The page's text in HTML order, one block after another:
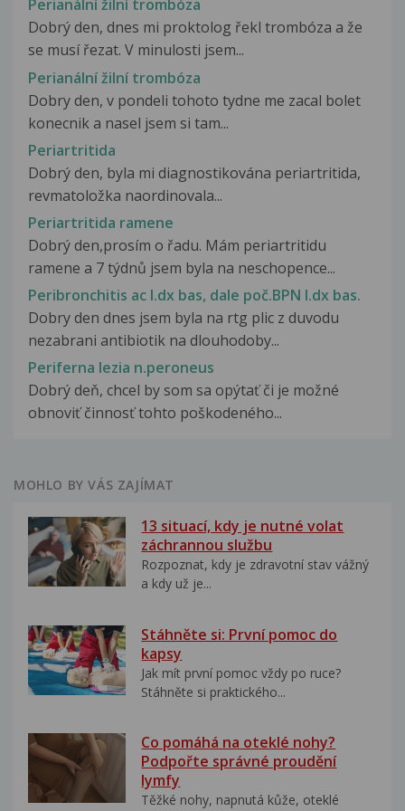
Perianální žilní trombóza
Dobrý den, dnes mi proktolog řekl trombóza a že
se musí řezat. V minulosti jsem...
Perianální žilní trombóza
Dobry den, v pondeli tohoto tydne me zacal bolet
konecnik a nasel jsem si tam...
Periartritida
Dobrý den, byla mi diagnostikována periartritida,
revmatoložka naordinovala...
Periartritida ramene
Dobrý den,prosím o řadu. Mám periartritidu
ramene a 7 týdnů jsem byla na neschopence...
Peribronchitis ac I.dx bas, dale poč.BPN I.dx bas.
Dobry den dnes jsem byla na rtg plic z duvodu
nezabrani antibiotik na dlouhodoby...
Periferna lezia n.peroneus
Dobrý deň, chcel by som sa opýtať či je možné
obnoviť činnosť tohto poškodeného...
MOHLO BY VÁS ZAJÍMAT
13 situací, kdy je nutné volat
záchrannou službu
Rozpoznat, kdy je zdravotní stav vážný
a kdy už je...
Stáhněte si: První pomoc do
kapsy
Jak mít první pomoc vždy po ruce?
Stáhněte si praktického...
Co pomáhá na oteklé nohy?
Podpořte správné proudění
lymfy
Těžké nohy, napnutá kůže, oteklé